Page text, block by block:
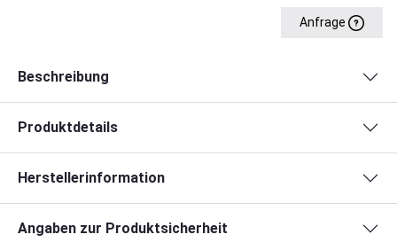
Anfrage
Beschreibung
Produktdetails
Herstellerinformation
Angaben zur Produktsicherheit